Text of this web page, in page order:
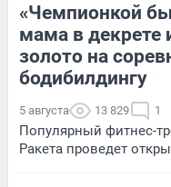
«Чемпионкой
мама в декрете
золото на
бодибилдингу
5 августа 13 829 1
Популярный фитнес-
Ракета проведет